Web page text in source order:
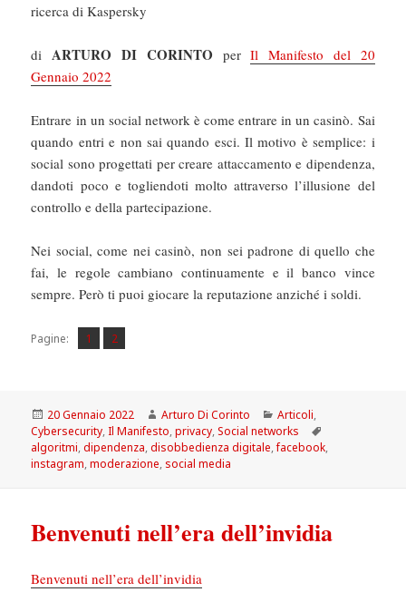
ricerca di Kaspersky
diARTURO DI CORINTO perIl Manifesto del 20
Gennaio 2022
Entrare in un social network è come entrare in un casinò. Sai
quando entri e non sai quando esci. Il motivo è semplice: i
social sono progettati per creare attaccamento e dipendenza,
dandoti poco e togliendoti molto attraverso l’illusione del
controllo e della partecipazione.
Nei social, come nei casinò, non sei padrone di quello che
fai, le regole cambiano continuamente e il banco vince
sempre. Però ti puoi giocare la reputazione anziché i soldi.
Pagine: Pagina
1 ,
Pagina
2
Scritto
il
20 Gennaio 2022 Autore
Arturo Di Corinto Categorie
Articoli,
Cybersecurity,Il Manifesto,privacy,Social networks
algoritmi,dipendenza,disobbedienza digitale,facebook,
instagram,moderazione, social media
Benvenuti nell’era dell’invidia
Benvenuti nell’era dell’invidia